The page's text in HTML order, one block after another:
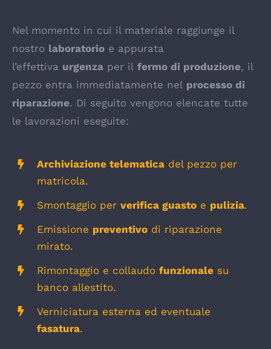
Nel momento in cui il materiale raggiunge il
nostro laboratorio e appurata
l’effettiva urgenza per il fermo di produzione, il
pezzo entra immediatamente nel processo di
riparazione. Di seguito vengono elencate tutte
le lavorazioni eseguite:
Archiviazione telematicadel pezzo per
matricola.
Smontaggio per verifica guastoe pulizia.
Emissione preventivodi riparazione
mirato.
Rimontaggio e collaudo funzionalesu
banco allestito.
Verniciatura esterna ed eventuale
fasatura.